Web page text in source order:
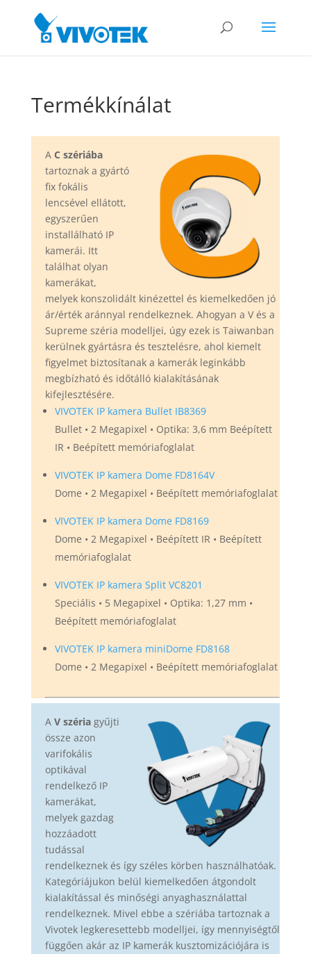
Termékkínálat
A C szériába
tartoznak a gyártó
fix fokális
lencsével ellátott,
egyszerűen
installálható IP
kamerái. Itt
találhat olyan
kamerákat,
melyek konszolidált kinézettel és kiemelkedően jó
ár/érték aránnyal rendelkeznek. Ahogyan a V és a
Supreme széria modelljei, úgy ezek is Taiwanban
kerülnek gyártásra és tesztelésre, ahol kiemelt
figyelmet biztosítanak a kamerák leginkább
megbízható és időtálló kialakításának
kifejlesztésére.
VIVOTEK IP kamera Bullet IB8369
Bullet • 2 Megapixel • Optika: 3,6 mm Beépített
IR • Beépített memóriafoglalat
VIVOTEK IP kamera Dome FD8164V
Dome • 2 Megapixel • Beépített memóriafoglalat
VIVOTEK IP kamera Dome FD8169
Dome • 2 Megapixel • Beépített IR • Beépített
memóriafoglalat
VIVOTEK IP kamera Split VC8201
Speciális • 5 Megapixel • Optika: 1,27 mm •
Beépített memóriafoglalat
VIVOTEK IP kamera miniDome FD8168
Dome • 2 Megapixel • Beépített memóriafoglalat
A V szériagyűjti
össze azon
varifokális
optikával
rendelkező IP
kamerákat,
melyek gazdag
hozzáadott
tudással
rendelkeznek és így széles körben használhatóak.
Kategóriájukon belül kiemelkedően átgondolt
kialakítással és minőségi anyaghasználattal
rendelkeznek. Mivel ebbe a szériába tartoznak a
Vivotek legkeresettebb modelljei, így mennyiségtől
függően akár az IP kamerák kusztomizációjára is